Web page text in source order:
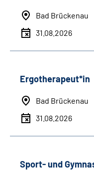
Bad Brückenau
31.08.2026
Ergotherapeut*in
Bad Brückenau
31.08.2026
Sport- und